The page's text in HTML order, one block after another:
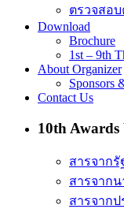
ตรวจสอ
Download
Brochure
1st – 9th
About Organizer
Sponsors
Contact Us
10th
สารจาก
สารจาก
สารจาก